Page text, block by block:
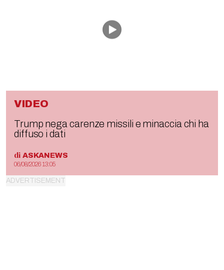
VIDEO
Trump nega carenze missili e minaccia chi ha
diffuso i dati
di ASKANEWS
06/08/2026 13:05